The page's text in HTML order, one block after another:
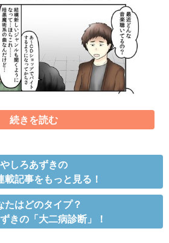
続きを読む
やしろあずきの
載記事をもっと見る！
たはどのタイプ？
きの「大二病診断」！